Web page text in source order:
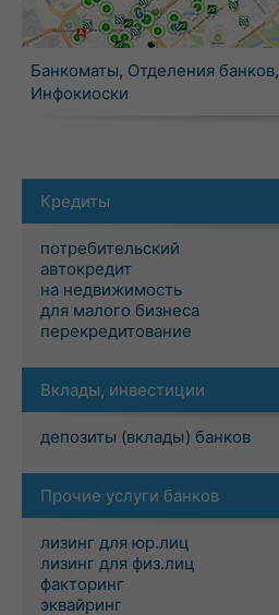
Банкоматы, Отделения банков,
Инфокиоски
Кредиты
потребительский
автокредит
на недвижимость
для малого бизнеса
перекредитование
Вклады, инвестиции
депозиты (вклады) банков
Прочие услуги банков
лизинг для юр.лиц
лизинг для физ.лиц
факторинг
эквайринг